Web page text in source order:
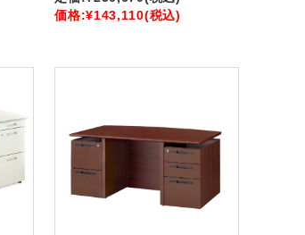
価格:¥143,110(税込)